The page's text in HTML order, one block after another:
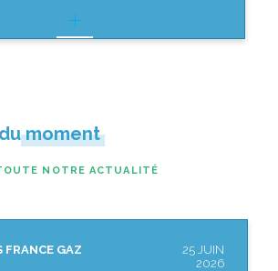
moment
NOTRE ACTUALITÉ
GAZ
25 JUIN
2026